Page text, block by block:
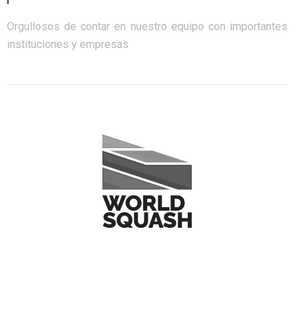
Orgullosos de contar en nuestro equipo con importantes
instituciones y empresas